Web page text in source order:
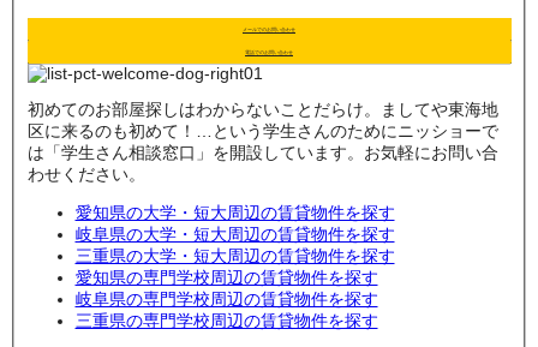
メールでのお問い合わせ
電話でのお問い合わせ
初めてのお部屋探しはわからないことだらけ。ましてや東海地
区に来るのも初めて！…という学生さんのためにニッショーで
は「学生さん相談窓口」を開設しています。お気軽にお問い合
わせください。
愛知県の大学・短大周辺の賃貸物件を探す
岐阜県の大学・短大周辺の賃貸物件を探す
三重県の大学・短大周辺の賃貸物件を探す
愛知県の専門学校周辺の賃貸物件を探す
岐阜県の専門学校周辺の賃貸物件を探す
三重県の専門学校周辺の賃貸物件を探す